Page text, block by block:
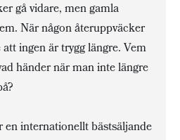
gå vidare, men gamla
När någon återuppväcker
ingen är trygg längre. Vem
händer när man inte längre
internationellt bästsäljande